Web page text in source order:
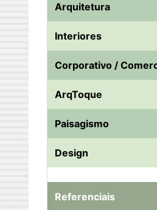
Arquitetura
Interiores
Corporativo /
ArqToque
Paisagismo
Design
Referenciais